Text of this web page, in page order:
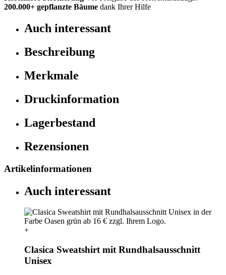
200.000+ gepflanzte Bäume dank Ihrer Hilfe
Auch interessant
Beschreibung
Merkmale
Druckinformation
Lagerbestand
Rezensionen
Artikelinformationen
Auch interessant
+
Clasica Sweatshirt mit Rundhalsausschnitt
Unisex